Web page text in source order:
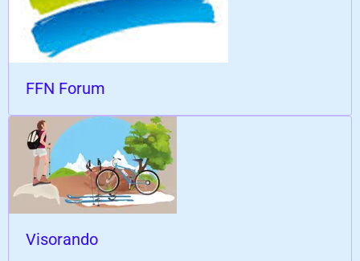
FFN Forum
Visorando